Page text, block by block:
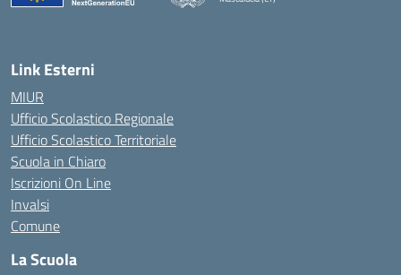
Link Esterni
MIUR
Ufficio Scolastico Regionale
Ufficio Scolastico Territoriale
Scuola in Chiaro
Iscrizioni On Line
Invalsi
Comune
La Scuola